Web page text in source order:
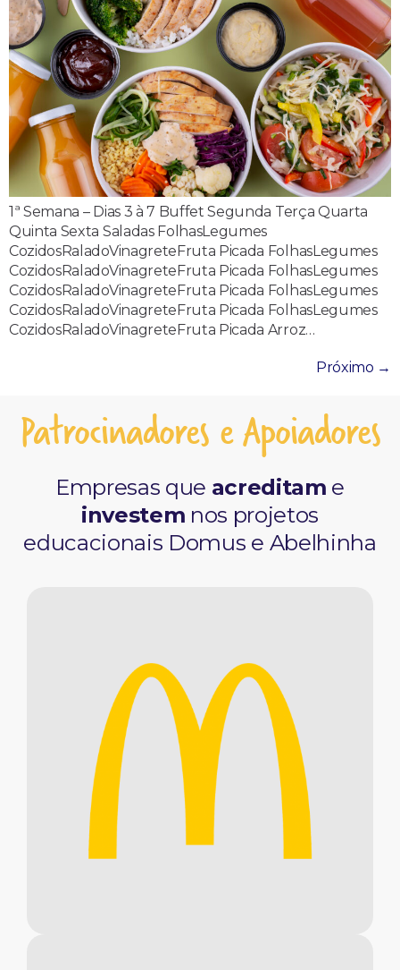
1ª Semana – Dias 3 à 7 Buffet Segunda Terça Quarta
Quinta Sexta Saladas FolhasLegumes
CozidosRaladoVinagreteFruta Picada FolhasLegumes
CozidosRaladoVinagreteFruta Picada FolhasLegumes
CozidosRaladoVinagreteFruta Picada FolhasLegumes
CozidosRaladoVinagreteFruta Picada FolhasLegumes
CozidosRaladoVinagreteFruta Picada Arroz…
Próximo →
Patrocinadores e Apoiadores
Empresas que acreditam e
investem nos projetos
educacionais Domus e Abelhinha